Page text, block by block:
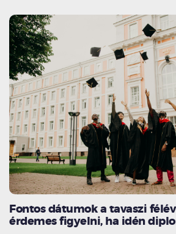
Fontos dátumok a tavaszi
érdemes figyelni, ha idén